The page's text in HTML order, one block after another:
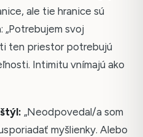
ale tie hranice sú
„Potrebujem svoj
ten priestor potrebujú
Intimitu vnímajú ako
„Neodpovedal/a som
myšlienky. Alebo